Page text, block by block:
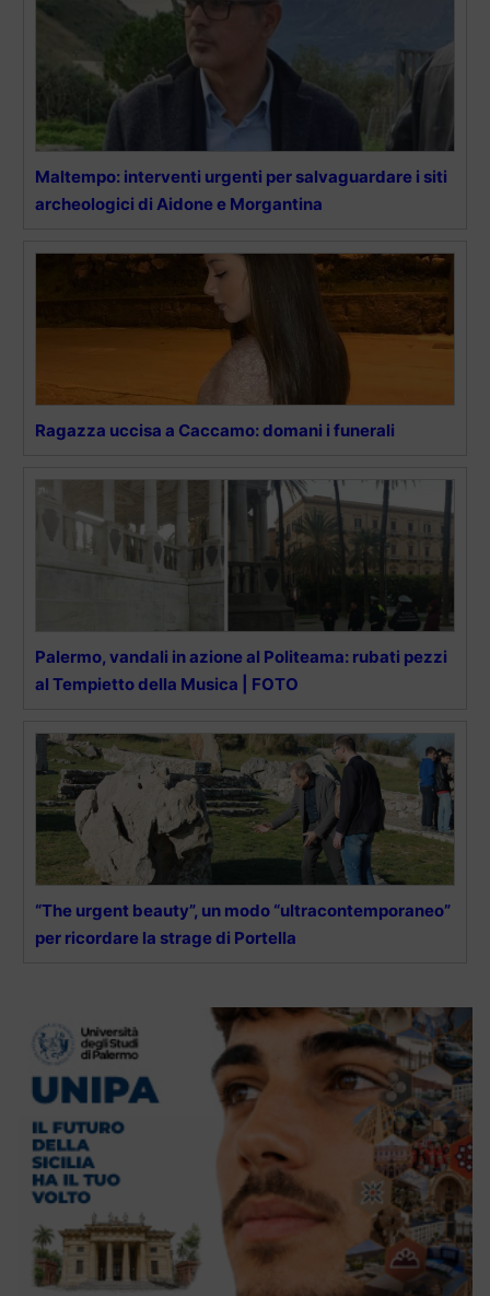
Maltempo: interventi urgenti per salvaguardare i siti
archeologici di Aidone e Morgantina
Ragazza uccisa a Caccamo: domani i funerali
Palermo, vandali in azione al Politeama: rubati pezzi
al Tempietto della Musica | FOTO
“The urgent beauty”, un modo “ultracontemporaneo”
per ricordare la strage di Portella